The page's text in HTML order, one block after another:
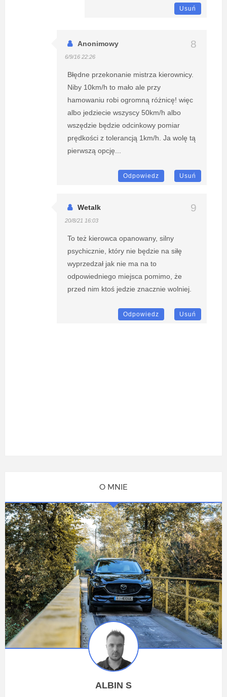
Usuń
Anonimowy
6/9/16 22:26
Błędne przekonanie mistrza kierownicy.
Niby 10km/h to mało ale przy
hamowaniu robi ogromną różnicę! więc
albo jedziecie wszyscy 50km/h albo
wszędzie będzie odcinkowy pomiar
prędkości z tolerancją 1km/h. Ja wolę tą
pierwszą opcję...
Odpowiedz Usuń
Wetalk
20/8/21 16:03
To też kierowca opanowany, silny
psychicznie, który nie będzie na siłę
wyprzedzał jak nie ma na to
odpowiedniego miejsca pomimo, że
przed nim ktoś jedzie znacznie wolniej.
Odpowiedz Usuń
O MNIE
ALBIN S